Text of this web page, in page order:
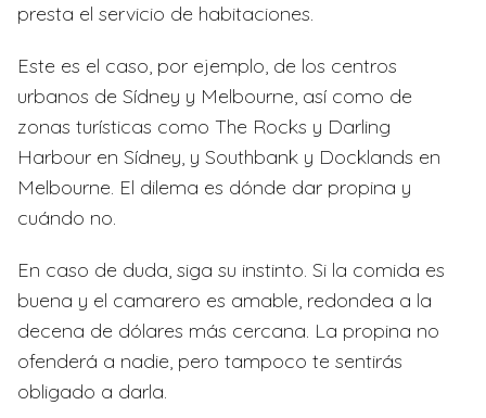
presta el servicio de habitaciones.
Este es el caso, por ejemplo, de los centros
urbanos de Sídney y Melbourne, así como de
zonas turísticas como The Rocks y Darling
Harbour en Sídney, y Southbank y Docklands en
Melbourne. El dilema es dónde dar propina y
cuándo no.
En caso de duda, siga su instinto. Si la comida es
buena y el camarero es amable, redondea a la
decena de dólares más cercana. La propina no
ofenderá a nadie, pero tampoco te sentirás
obligado a darla.